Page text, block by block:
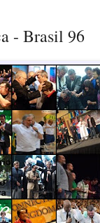
- Brasil 96